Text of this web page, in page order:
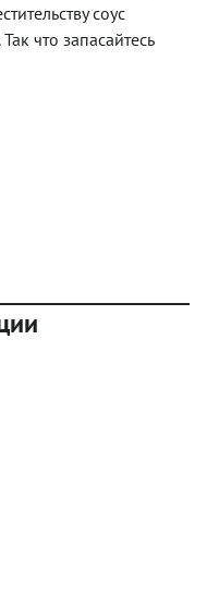
соус
что запасайтесь